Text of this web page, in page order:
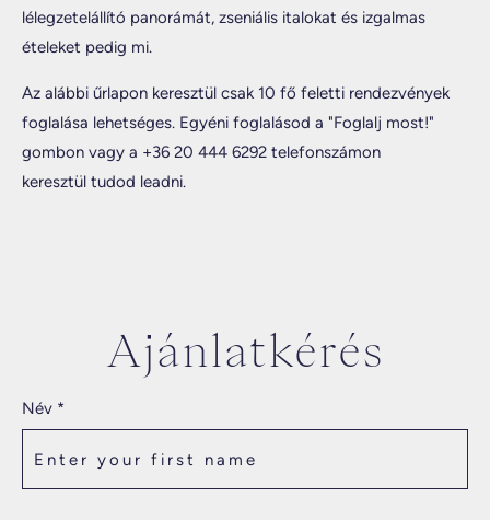
lélegzetelállító panorámát, zseniális italokat és izgalmas
ételeket pedig mi.
Az alábbi űrlapon keresztül csak 10 fő feletti rendezvények
foglalása lehetséges. Egyéni foglalásod a "Foglalj most!"
gombon vagy a +36 20 444 6292 telefonszámon
keresztül tudod leadni.
Ajánlatkérés
Név *